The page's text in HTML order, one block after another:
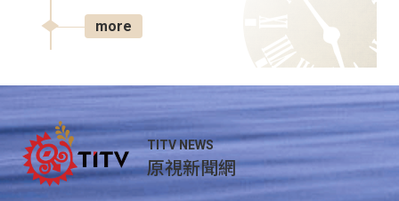
more
TITV NEWS
原視新聞網